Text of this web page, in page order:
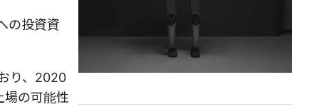
の投資資
り、2020
場の可能性